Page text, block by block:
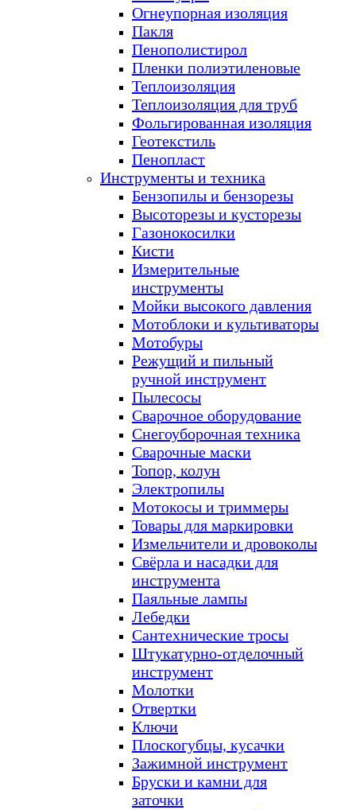
Огнеупорная изоляция
Пакля
Пенополистирол
Пленки полиэтиленовые
Теплоизоляция
Теплоизоляция для труб
Фольгированная изоляция
Геотекстиль
Пенопласт
Инструменты и техника
Бензопилы и бензорезы
Высоторезы и кусторезы
Газонокосилки
Кисти
Измерительные
инструменты
Мойки высокого давления
Мотоблоки и культиваторы
Мотобуры
Режущий и пильный
ручной инструмент
Пылесосы
Сварочное оборудование
Снегоуборочная техника
Сварочные маски
Топор, колун
Электропилы
Мотокосы и триммеры
Товары для маркировки
Измельчители и дровоколы
Свёрла и насадки для
инструмента
Паяльные лампы
Лебедки
Сантехнические тросы
Штукатурно-отделочный
инструмент
Молотки
Отвертки
Ключи
Плоскогубцы, кусачки
Зажимной инструмент
Бруски и камни для
заточки